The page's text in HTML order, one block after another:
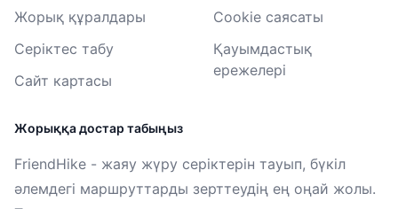
Жорық құралдары
Серіктес табу
Сайт картасы
Cookie саясаты
Қауымдастық
ережелері
Жорыққа достар табыңыз
FriendHike - жаяу жүру серіктерін тауып, бүкіл
әлемдегі маршруттарды зерттеудің ең оңай жолы.